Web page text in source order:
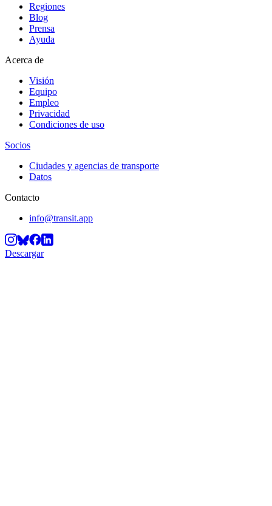
Regiones
Blog
Prensa
Ayuda
Acerca de
Visión
Equipo
Empleo
Privacidad
Condiciones de uso
Socios
Ciudades y agencias de transporte
Datos
Contacto
info@transit.app
Descargar